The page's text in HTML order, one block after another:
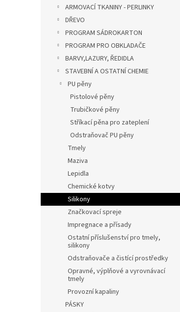
ARMOVACÍ TKANINY - PERLINKY
DŘEVO
PROGRAM SÁDROKARTON
PROGRAM PRO OBKLADAČE
BARVY,LAZURY, ŘEDIDLA
STAVEBNÍ A OSTATNÍ CHEMIE
PU pěny
Pistolové pěny
Trubičkové pěny
Stříkací pěna pro zateplení
Odstraňovač PU pěny
Tmely
Maziva
Lepidla
Chemické kotvy
Silikony
Značkovací spreje
Impregnace a přísady
Ostatní příslušenství pro tmely,
silikony
Odstraňovače a čistící prostředky
Opravné, výplňové a vyrovnávací
tmely
Provozní kapaliny
PÁSKY